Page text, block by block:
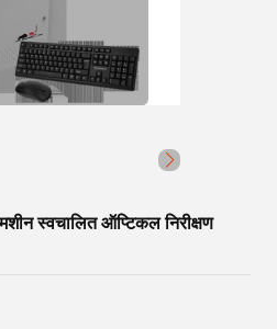
स्वचालित ऑप्टिकल निरीक्षण